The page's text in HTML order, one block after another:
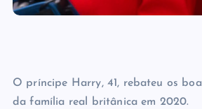
O príncipe Harry, 41, rebateu os
da família real britânica em 2020.